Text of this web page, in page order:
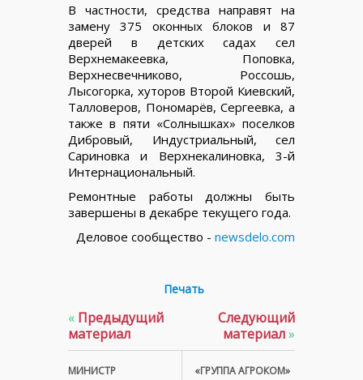
В частности, средства направят на
замену 375 оконных блоков и 87
дверей в детских садах сел
Верхнемакеевка, Поповка,
Верхнесвечниково, Россошь,
Лысогорка, хуторов Второй Киевский,
Талловеров, Пономарёв, Сергеевка, а
также в пяти «Солнышках» поселков
Дибровый, Индустриальный, сел
Сариновка и Верхнекалиновка, 3-й
Интернациональный.
Ремонтные работы должны быть
завершены в декабре текущего года.
Деловое сообщество - newsdelo.com
Печать
« Предыдущий
материал
МИНИСТР
Следующий
материал»
«ГРУППА АГРОКОМ»